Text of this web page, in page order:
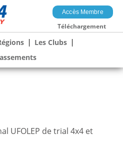
Accès Membre
Téléchargement
Les Clubs
UFOLEP de trial 4x4 et